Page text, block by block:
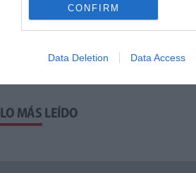
CONFIRM
Data Deletion Data Access
Ver biografía
LO MÁS LEÍDO